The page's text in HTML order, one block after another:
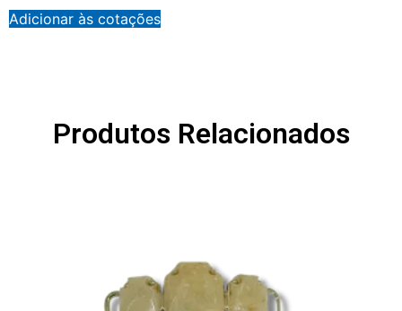
Adicionar às cotações
Produtos Relacionados